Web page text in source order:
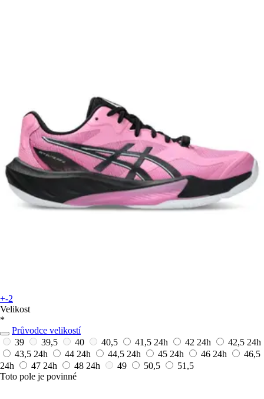
+-2
Velikost
*
Průvodce velikostí
39
39,5 40 40,5 41,5 24h 42 24h 42,5 24h
43,5 24h 44 24h 44,5 24h 45 24h 46 24h
46,5
24h
47 24h 48 24h 49 50,5
51,5
Toto pole je povinné